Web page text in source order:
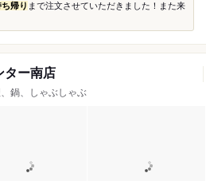
帰り まで注文させていただきました！また来
ター南店
鍋、しゃぶしゃぶ